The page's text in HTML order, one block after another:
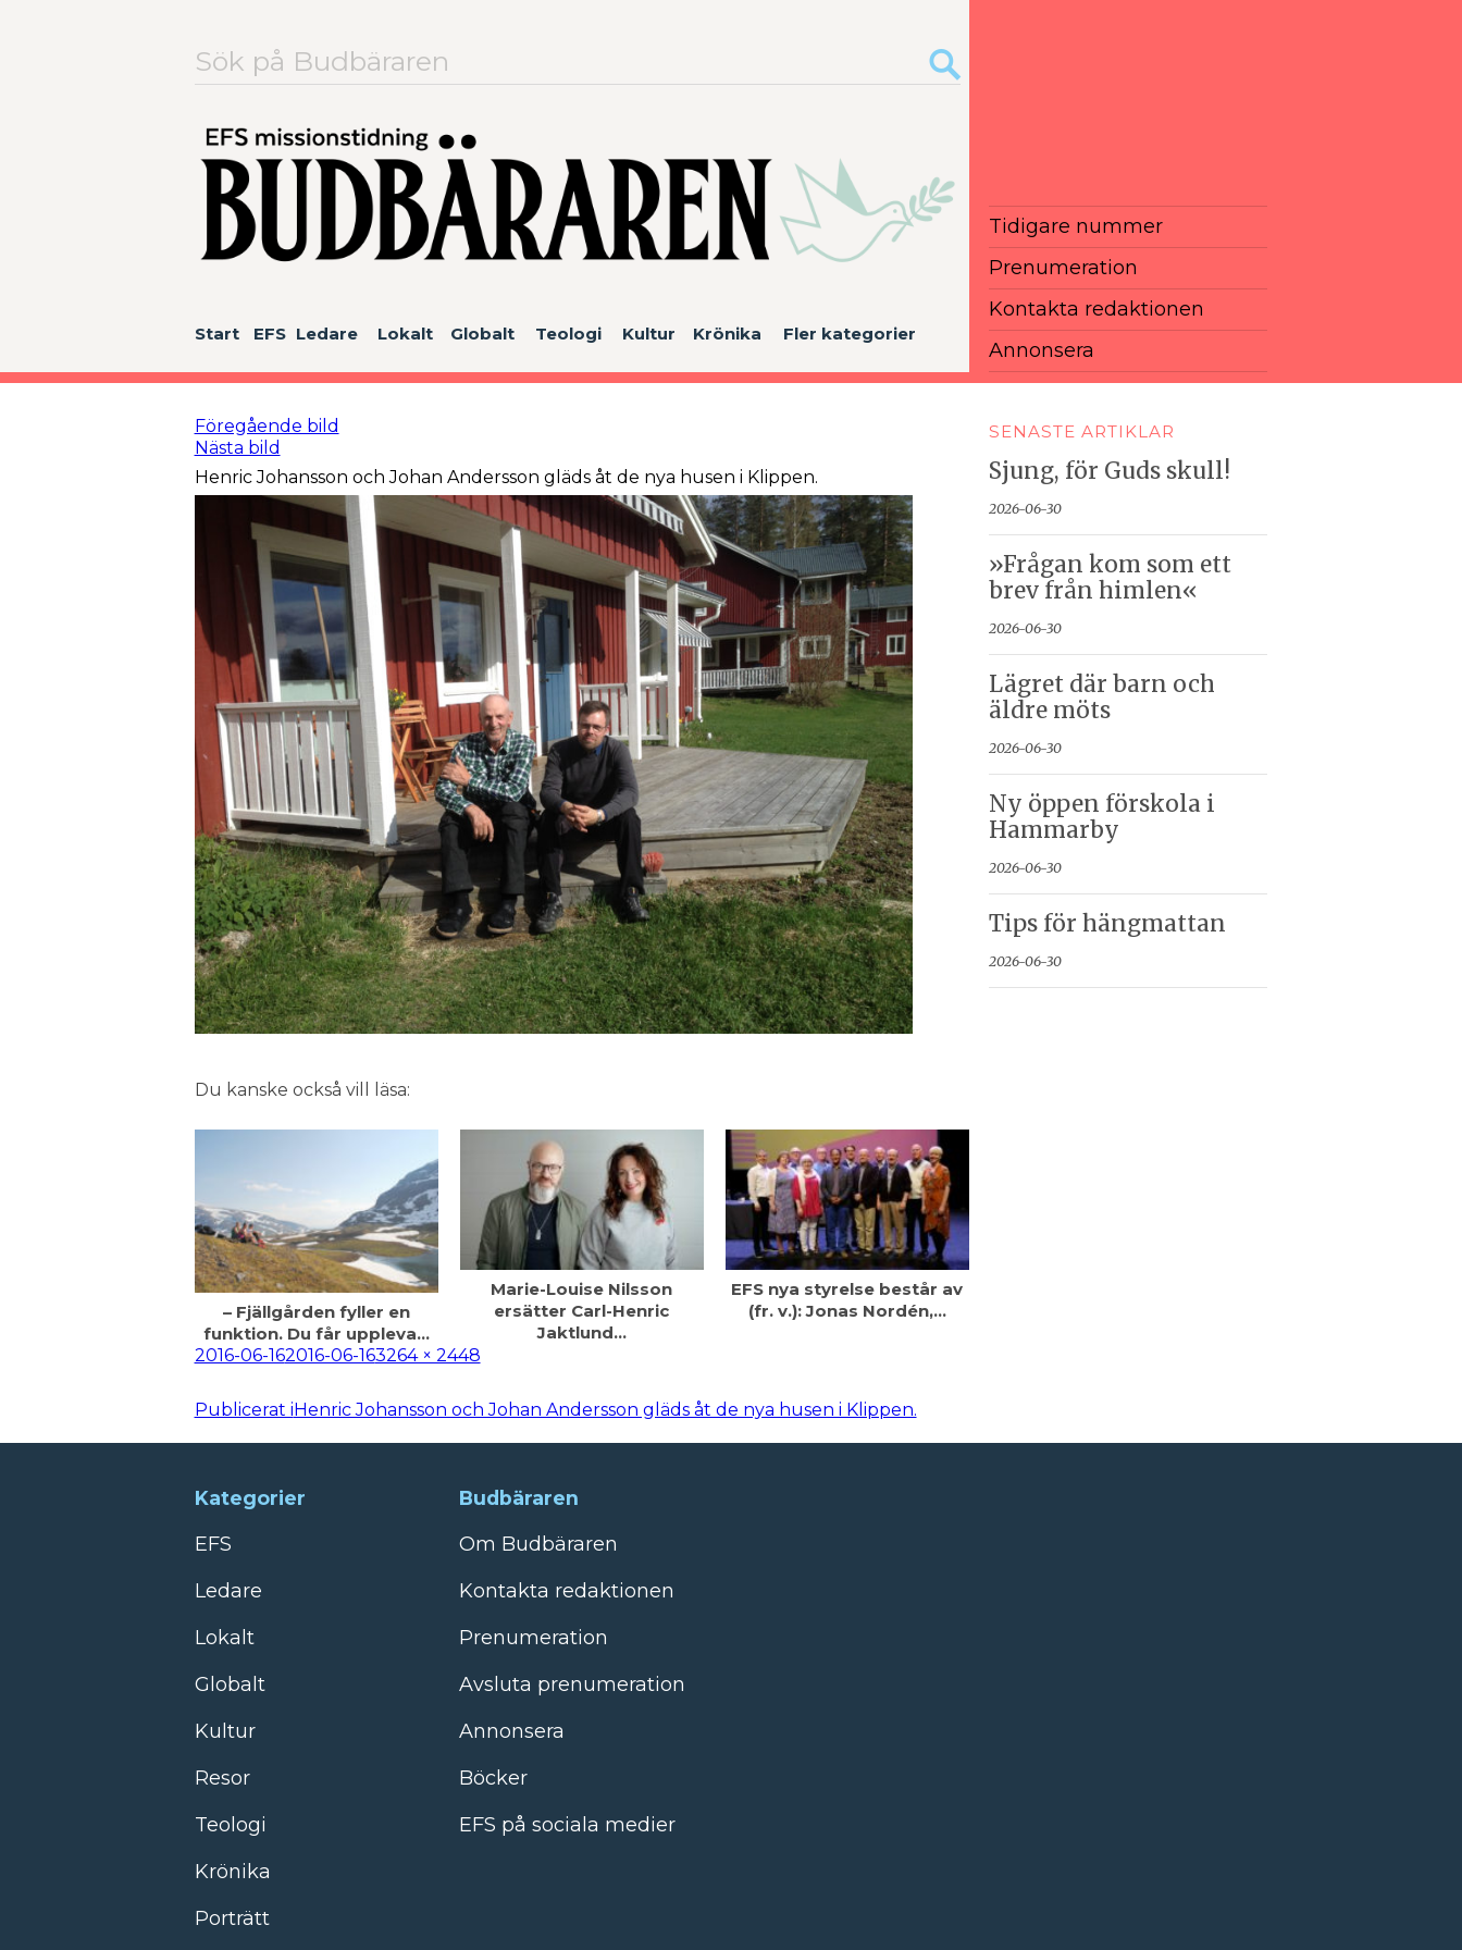
Sök
efter:
Start EFS Ledare Lokalt Globalt Teologi Kultur Krönika Fler kategorier
Tidigare nummer
Prenumeration
Kontakta redaktionen
Annonsera
Föregående bild
Nästa bild
Henric Johansson och Johan Andersson gläds åt de nya husen i Klippen.
Du kanske också vill läsa:
– Fjällgården fyller en
funktion. Du får uppleva…
Marie-Louise Nilsson
ersätter Carl-Henric
Jaktlund…
EFS nya styrelse består av
(fr. v.): Jonas Nordén,…
Postat
2016-06-162016-06-16Full
3264 × 2448
Inläggsnavigering
Publicerat iHenric Johansson och Johan Andersson gläds åt de nya husen i Klippen.
SENASTE ARTIKLAR
Sjung, för Guds skull!
2026-06-30
»Frågan kom som ett
brev från himlen«
2026-06-30
Lägret där barn och
äldre möts
2026-06-30
Ny öppen förskola i
Hammarby
2026-06-30
Tips för hängmattan
2026-06-30
Kategorier
EFS
Ledare
Lokalt
Globalt
Kultur
Resor
Teologi
Krönika
Porträtt
Budbäraren
Om Budbäraren
Kontakta redaktionen
Prenumeration
Avsluta prenumeration
Annonsera
Böcker
EFS på sociala medier